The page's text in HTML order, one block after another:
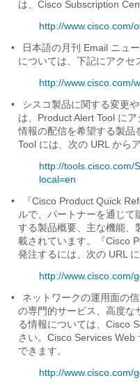
は、Cisco Subscription
http://www.cisco.com/
•
日本語の月刊 Email ニュ
については、下記にアクセ
http://www.cisco.com/
•
シスコ製品に関する変更
は、Product Alert Tool に
情報の配信を希望する製品
Tool には、次の URL から
http://tools.cisco.com/
local=en
•
『Cisco Product Quick
ルで、パートナーを通じて
する製品概要、主な機能、
載されています。『Cisco
発注するには、次の URL
http://www.cisco.com/
•
ネットワークの運用面の
の専門的サービス、高度な
る情報については、Cisco
さい。Cisco Services Web
できます。
http://www.cisco.com/